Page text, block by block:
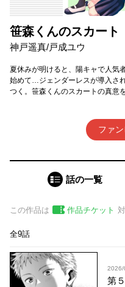
笹森くんのスカート
神戸遥真/戸成ユウ
夏休みが明けると、陽キャで人気
始めて…ジェンダーレスが導入さ
つく。笹森くんのスカートの真意
ファ
話の一覧
この作品は 作品チケット
全9話
2026/
第